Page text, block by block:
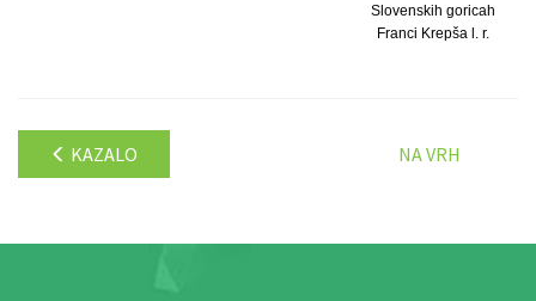
Slovenskih goricah
Franci Krepša l. r.
KAZALO NA VRH